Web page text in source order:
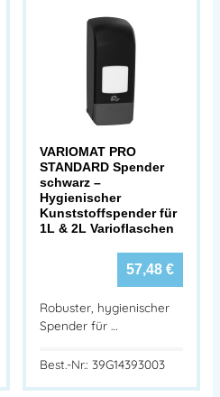
VARIOMAT PRO
STANDARD Spender
schwarz –
Hygienischer
Kunststoffspender für
1L & 2L Varioflaschen
57,48 €
Robuster, hygienischer
Spender für …
Best.-Nr.: 39G14393003